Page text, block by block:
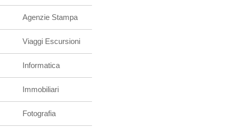
Agenzie Stampa
Viaggi Escursioni
Informatica
Immobiliari
Fotografia